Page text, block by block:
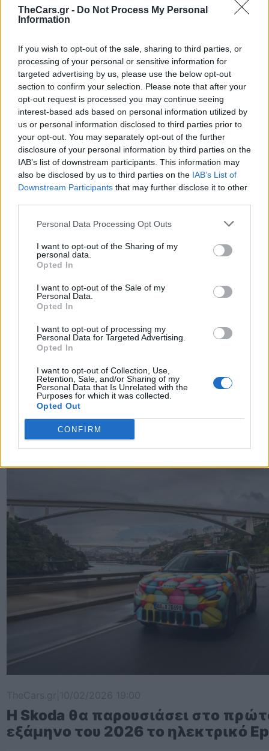
TheCars.gr - Do Not Process My Personal
Information
If you wish to opt-out of the sale, sharing to third parties, or
processing of your personal or sensitive information for
targeted advertising by us, please use the below opt-out
section to confirm your selection. Please note that after your
opt-out request is processed you may continue seeing
interest-based ads based on personal information utilized by
us or personal information disclosed to third parties prior to
your opt-out. You may separately opt-out of the further
disclosure of your personal information by third parties on the
IAB’s list of downstream participants. This information may
also be disclosed by us to third parties on the IAB’s List of
Downstream Participants that may further disclose it to other
Personal Data Processing Opt Outs
I want to opt-out of the Sharing of my
personal data.
Opted In
I want to opt-out of the Sale of my
Personal Data.
Opted In
I want to opt-out of processing my
Personal Data for Targeted Advertising.
Opted In
I want to opt-out of Collection, Use,
Retention, Sale, and/or Sharing of my
Personal Data that Is Unrelated with the
Purposes for which it was collected.
Opted Out
CONFIRM
TheCars.gr|12/02/2026 13:00
Το νέο BYD ATTO 3 EVO είναι
με τετρακίνηση και αυτονομία
χλμ
TheCars.gr|12/02/2026 10:00
Το Omoda 5 SHS-H διαθέτει νέα
υβριδική τεχνολογία με
1000 χιλιόμετρα
Η Skoda θα παρουσιάσει στο
εξάμηνο του 2026 το ηλεκτρικό